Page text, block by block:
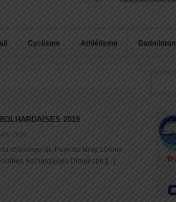
Cyclisme Athlétisme Badminton
2019
2019
challenge du Pays de Bray 10ème
Bolhardaises Dimanche [...]